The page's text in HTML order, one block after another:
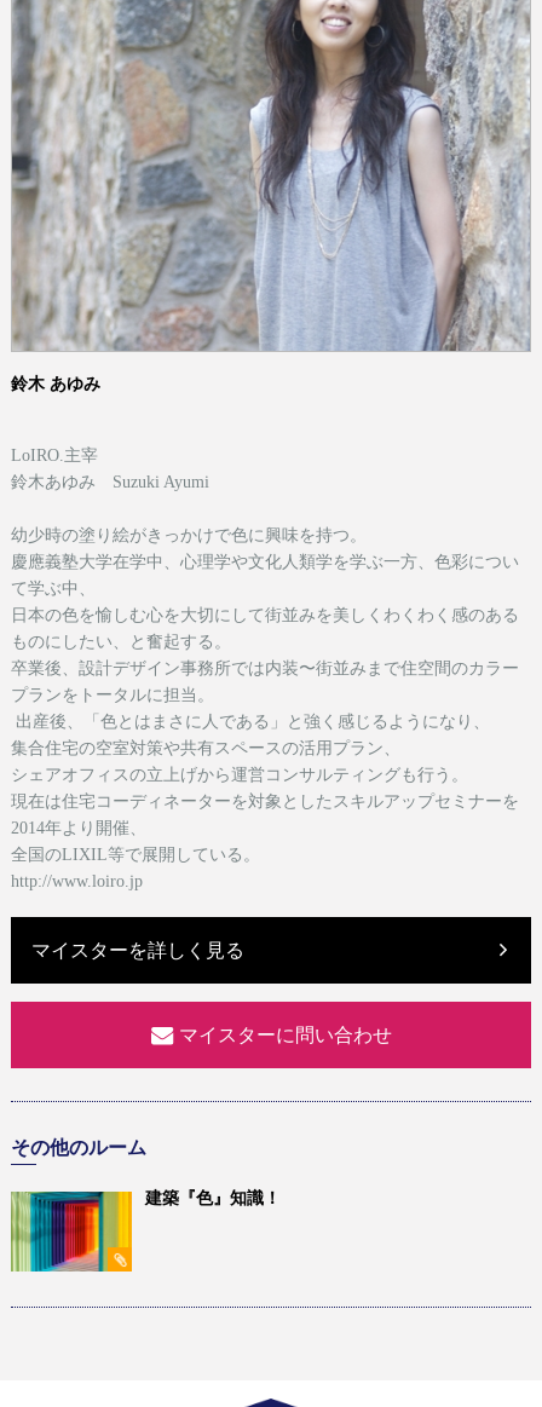
鈴木 あゆみ
LoIRO.主宰
鈴木あゆみ Suzuki Ayumi
幼少時の塗り絵がきっかけで色に興味を持つ。
慶應義塾大学在学中、心理学や文化人類学を学ぶ一方、色彩につい
て学ぶ中、
日本の色を愉しむ心を大切にして街並みを美しくわくわく感のある
ものにしたい、と奮起する。
卒業後、設計デザイン事務所では内装〜街並みまで住空間のカラー
プランをトータルに担当。
出産後、「色とはまさに人である」と強く感じるようになり、
集合住宅の空室対策や共有スペースの活用プラン、
シェアオフィスの立上げから運営コンサルティングも行う。
現在は住宅コーディネーターを対象としたスキルアップセミナーを
2014年より開催、
全国のLIXIL等で展開している。
http://www.loiro.jp
マイスターを詳しく見る
マイスターに問い合わせ
その他のルーム
建築『色』知識！